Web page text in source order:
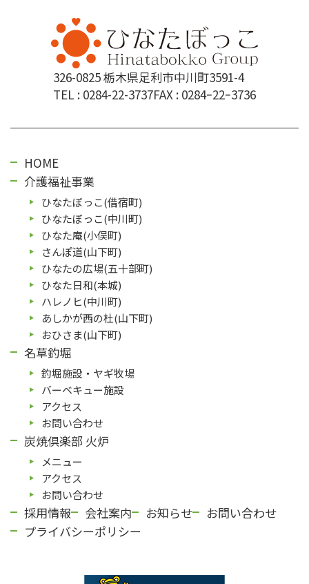
326-0825 栃木県足利市中川町3591-4
TEL : 0284-22-3737FAX : 0284ｰ22ｰ3736
HOME
介護福祉事業
ひなたぼっこ(借宿町)
ひなたぼっこ(中川町)
ひなた庵(⼩俣町)
さんぽ道(⼭下町)
ひなたの広場(五⼗部町)
ひなた⽇和(本城)
ハレノヒ(中川町)
あしかが⻄の杜(⼭下町)
おひさま(山下町)
名草釣堀
釣堀施設・ヤギ牧場
バーベキュー施設
アクセス
お問い合わせ
炭焼倶楽部 火炉
メニュー
アクセス
お問い合わせ
採用情報 会社案内 お知らせ
お問い合わせ
プライバシーポリシー